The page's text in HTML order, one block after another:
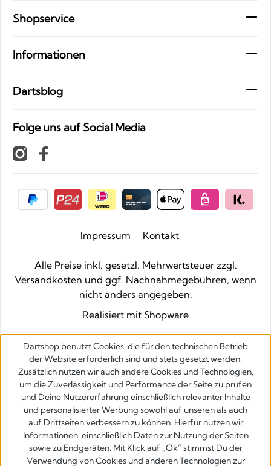
Shopservice
Informationen
Dartsblog
Folge uns auf Social Media
Impressum Kontakt
Alle Preise inkl. gesetzl. Mehrwertsteuer zzgl.
Versandkosten und ggf. Nachnahmegebühren, wenn
nicht anders angegeben.
Realisiert mit Shopware
Dartshop benutzt Cookies, die für den technischen Betrieb
der Website erforderlich sind und stets gesetzt werden.
Zusätzlich nutzen wir auch andere Cookies und Technologien,
um die Zuverlässigkeit und Performance der Seite zu prüfen
und Deine Nutzererfahrung einschließlich relevanter Inhalte
und personalisierter Werbung sowohl auf unseren als auch
auf Drittseiten verbessern zu können. Hierfür nutzen wir
Informationen, einschließlich Daten zur Nutzung der Seiten
sowie zu Endgeräten. Mit Klick auf „Ok” stimmst Du der
Verwendung von Cookies und anderen Technologien zur